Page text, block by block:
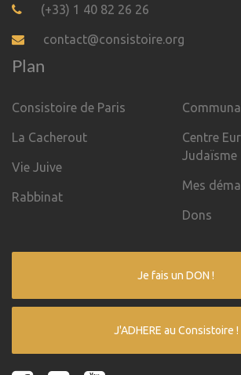
(+33) 1 40 82 26 26
contact@consistoire.org
Plan
Consistoire de Paris
La Cacherout
Vie Juive
Rabbinat
Centre
Judaïsme
Mes
Dons
Je fais un DON !
J'ADHERE au Consistoire !